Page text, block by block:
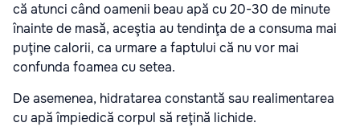
că atunci când oamenii beau apă cu 20-30 de minute
înainte de masă, aceştia au tendinţa de a consuma mai
puţine calorii, ca urmare a faptului că nu vor mai
confunda foamea cu setea.
De asemenea, hidratarea constantă sau realimentarea
cu apă împiedică corpul să reţină lichide.